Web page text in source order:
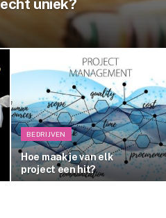
uniek?
BEDRIJVEN
Hoe maak je van elk
project een hit?